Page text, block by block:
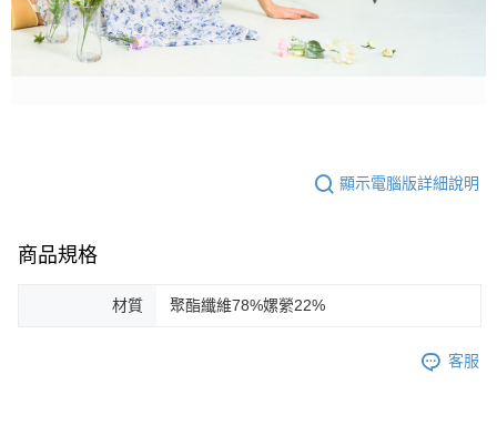
顯示電腦版詳細說明
商品規格
材質 聚酯纖維78%嫘縈22%
客服